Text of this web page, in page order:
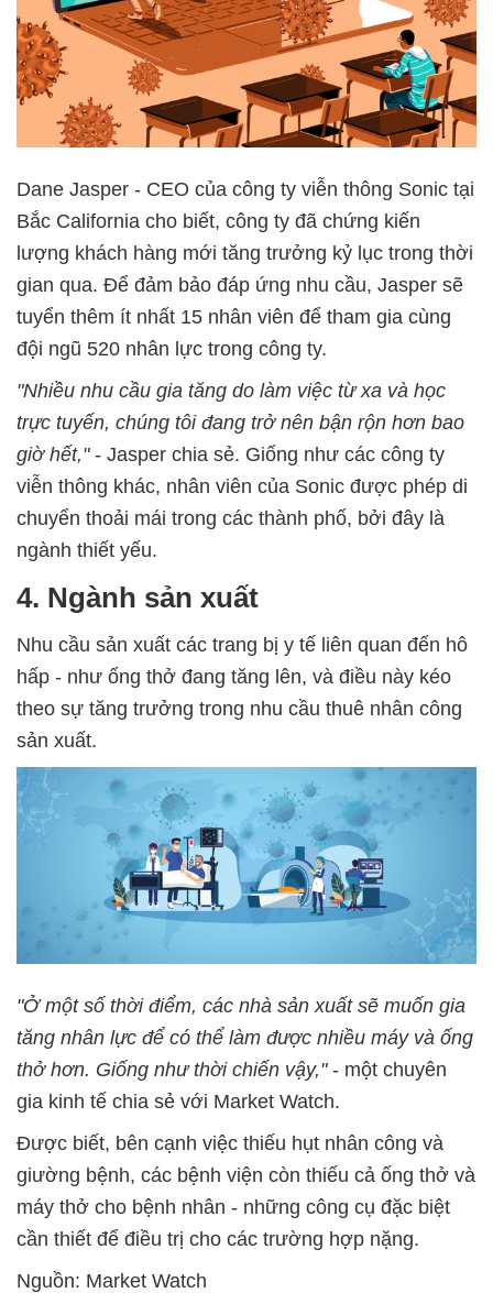
Dane Jasper - CEO của công ty viễn thông Sonic tại
Bắc California cho biết, công ty đã chứng kiến
lượng khách hàng mới tăng trưởng kỷ lục trong thời
gian qua. Để đảm bảo đáp ứng nhu cầu, Jasper sẽ
tuyển thêm ít nhất 15 nhân viên để tham gia cùng
đội ngũ 520 nhân lực trong công ty.
"Nhiều nhu cầu gia tăng do làm việc từ xa và học
trực tuyến, chúng tôi đang trở nên bận rộn hơn bao
giờ hết," - Jasper chia sẻ. Giống như các công ty
viễn thông khác, nhân viên của Sonic được phép di
chuyển thoải mái trong các thành phố, bởi đây là
ngành thiết yếu.
4. Ngành sản xuất
Nhu cầu sản xuất các trang bị y tế liên quan đến hô
hấp - như ống thở đang tăng lên, và điều này kéo
theo sự tăng trưởng trong nhu cầu thuê nhân công
sản xuất.
"Ở một số thời điểm, các nhà sản xuất sẽ muốn gia
tăng nhân lực để có thể làm được nhiều máy và ống
thở hơn. Giống như thời chiến vậy," - một chuyên
gia kinh tế chia sẻ với Market Watch.
Được biết, bên cạnh việc thiếu hụt nhân công và
giường bệnh, các bệnh viện còn thiếu cả ống thở và
máy thở cho bệnh nhân - những công cụ đặc biệt
cần thiết để điều trị cho các trường hợp nặng.
Nguồn: Market Watch